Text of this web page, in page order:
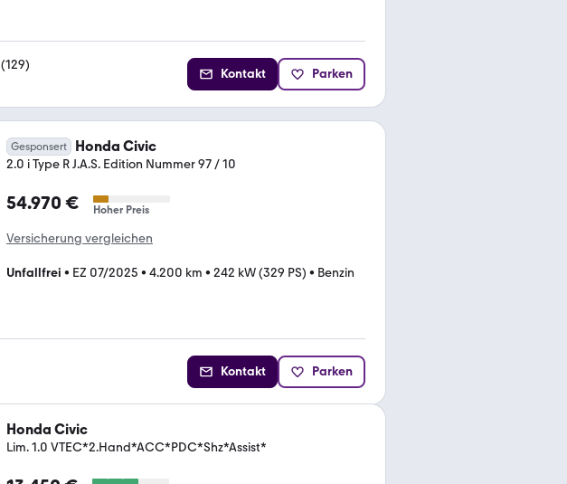
(129)
Kontakt Parken
Gesponsert Honda Civic
2.0 i Type R J.A.S. Edition Nummer 97 / 10
54.970 € Hoher Preis
Versicherung vergleichen
Unfallfrei • EZ 07/2025 • 4.200 km • 242 kW (329 PS) • Benzin
Kontakt Parken
Honda Civic
Lim. 1.0 VTEC*2.Hand*ACC*PDC*Shz*Assist*